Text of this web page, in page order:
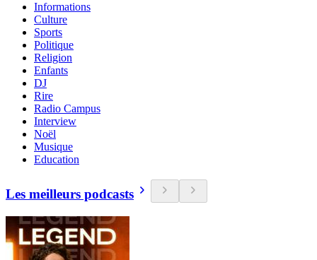
Informations
Culture
Sports
Politique
Religion
Enfants
DJ
Rire
Radio Campus
Interview
Noël
Musique
Education
Les meilleurs podcasts